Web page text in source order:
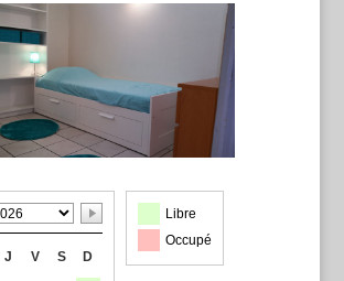
J V S D
Libre
Occupé